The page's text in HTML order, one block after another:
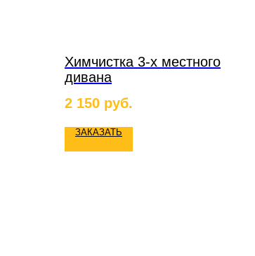
Химчистка 3-х местного
дивана
2 150 руб.
ЗАКАЗАТЬ